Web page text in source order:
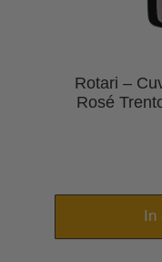
Rotari –
Rosé